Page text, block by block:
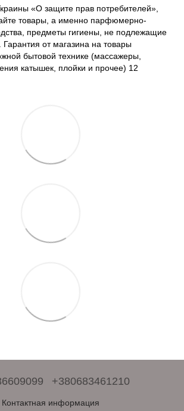
«О защите прав потребителей»,
товары, а именно парфюмерно-
предметы гигиены, не подлежащие
Гарантия от магазина на товары
бытовой технике (массажеры,
катышек, плойки и прочее) 12
+380683461210
Контактная информация